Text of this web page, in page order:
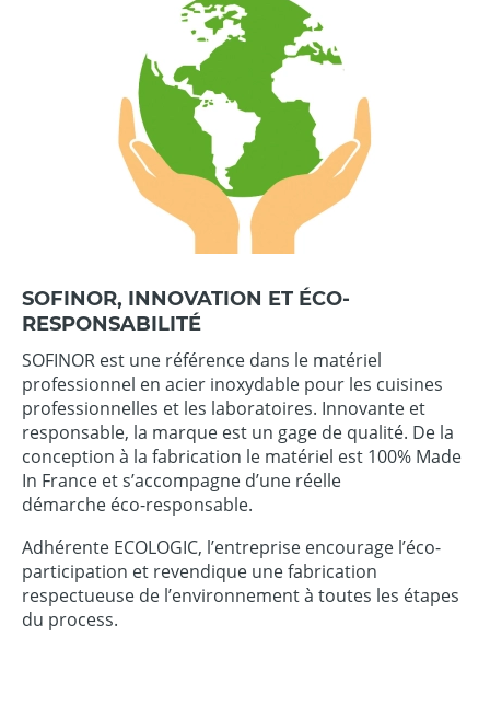
SOFINOR, INNOVATION ET ÉCO-
RESPONSABILITÉ
SOFINOR est une référence dans le matériel
professionnel en acier inoxydable pour les cuisines
professionnelles et les laboratoires. Innovante et
responsable, la marque est un gage de qualité. De la
conception à la fabrication le matériel est 100% Made
In France et s’accompagne d’une réelle
démarche éco-responsable.
Adhérente ECOLOGIC, l’entreprise encourage l’éco-
participation et revendique une fabrication
respectueuse de l’environnement à toutes les étapes
du process.